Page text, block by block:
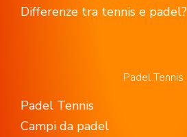
Differenze tra tennis e padel?
Padel Tennis
Padel Tennis
Campi da padel